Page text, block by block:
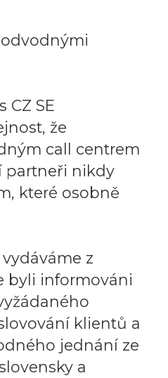
CZ SE
že
call centrem
partneři nikdy
které osobně
z
byli informováni
klientů a
jednání ze
a